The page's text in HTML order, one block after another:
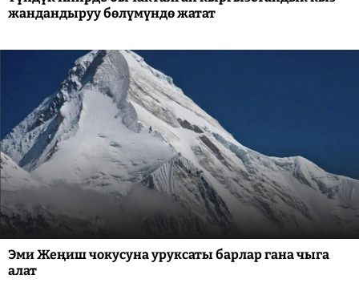
жандандыруу бөлүмүндө жатат
Эми Жеңиш чокусуна уруксаты барлар гана чыга
алат